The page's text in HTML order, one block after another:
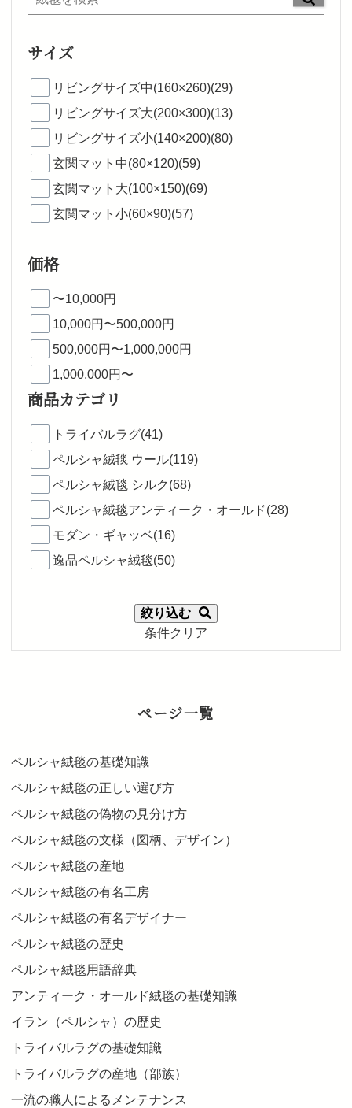
サイズ
リビングサイズ中(160×260)(29)
リビングサイズ大(200×300)(13)
リビングサイズ小(140×200)(80)
玄関マット中(80×120)(59)
玄関マット大(100×150)(69)
玄関マット小(60×90)(57)
価格
〜10,000円
10,000円〜500,000円
500,000円〜1,000,000円
1,000,000円〜
商品カテゴリ
トライバルラグ(41)
ペルシャ絨毯 ウール(119)
ペルシャ絨毯 シルク(68)
ペルシャ絨毯アンティーク・オールド(28)
モダン・ギャッベ(16)
逸品ペルシャ絨毯(50)
絞り込む
条件クリア
ページ一覧
ペルシャ絨毯の基礎知識
ペルシャ絨毯の正しい選び方
ペルシャ絨毯の偽物の見分け方
ペルシャ絨毯の文様（図柄、デザイン）
ペルシャ絨毯の産地
ペルシャ絨毯の有名工房
ペルシャ絨毯の有名デザイナー
ペルシャ絨毯の歴史
ペルシャ絨毯用語辞典
アンティーク・オールド絨毯の基礎知識
イラン（ペルシャ）の歴史
トライバルラグの基礎知識
トライバルラグの産地（部族）
一流の職人によるメンテナンス